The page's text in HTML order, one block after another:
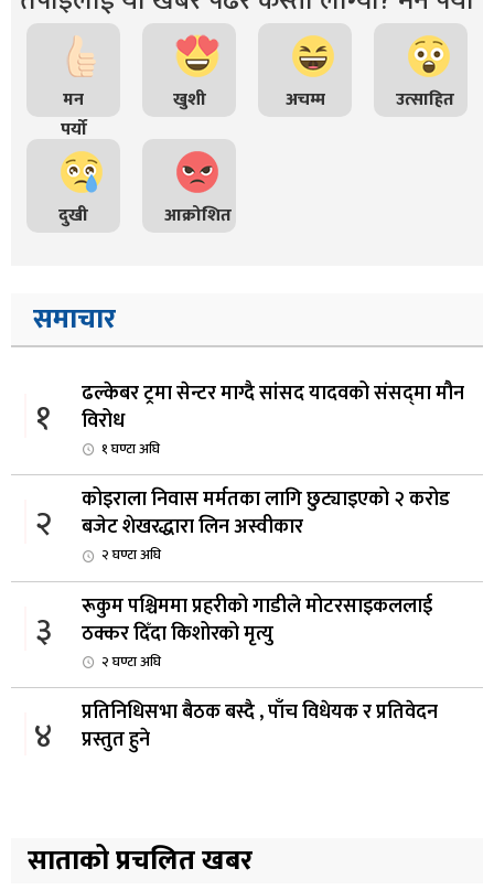
मन
पर्यो
खुशी अचम्म उत्साहित
दुखी आक्रोशित
समाचार
१
ढल्केबर ट्रमा सेन्टर माग्दै सांसद यादवको संसद्‌मा मौन
विरोध
१ घण्टा अघि
२
कोइराला निवास मर्मतका लागि छुट्याइएको २ करोड
बजेट शेखरद्धारा लिन अस्वीकार
२ घण्टा अघि
३
रूकुम पश्चिममा प्रहरीको गाडीले मोटरसाइकललाई
ठक्कर दिँदा किशोरको मृत्यु
२ घण्टा अघि
४
प्रतिनिधिसभा बैठक बस्दै , पाँच विधेयक र प्रतिवेदन
प्रस्तुत हुने
५
सर्‍यो
३ घण्टा अघि
साताको प्रचलित खबर